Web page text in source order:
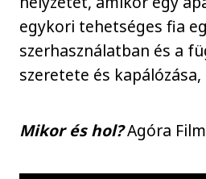
egykori tehetséges fia
szerhasználatban és a
szeretete és
Mikor és hol?Agóra